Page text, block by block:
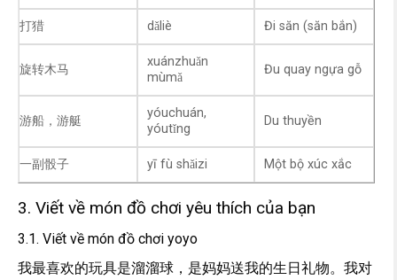
打猎 dǎliè Đi săn (săn bắn)
旋转木马
xuánzhuǎn
mùmǎ
Đu quay ngựa gỗ
游船，游艇
yóuchuán,
yóutǐng
Du thuyền
一副骰子 yī fù shǎizi Một bộ xúc xắc
3. Viết về món đồ chơi yêu thích của bạn
3.1. Viết về món đồ chơi yoyo
我最喜欢的玩具是溜溜球，是妈妈送我的生日礼物。我对